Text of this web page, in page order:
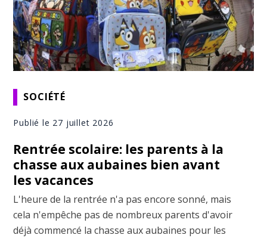
SOCIÉTÉ
Publié le 27 juillet 2026
Rentrée scolaire: les parents à la
chasse aux aubaines bien avant
les vacances
L'heure de la rentrée n'a pas encore sonné, mais
cela n'empêche pas de nombreux parents d'avoir
déjà commencé la chasse aux aubaines pour les